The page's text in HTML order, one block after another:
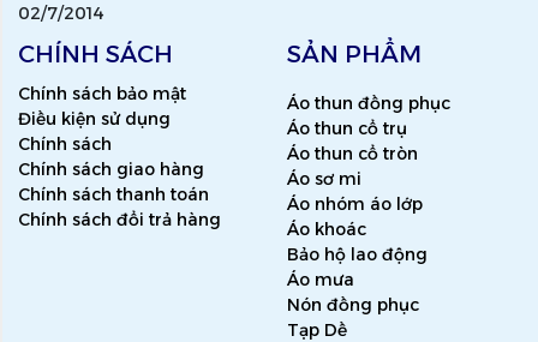
02/7/2014
CHÍNH SÁCH
Chính sách bảo mật
Điều kiện sử dụng
Chính sách
Chính sách giao hàng
Chính sách thanh toán
Chính sách đổi trả hàng
SẢN PHẨM
Áo thun đồng phục
Áo thun cổ trụ
Áo thun cổ tròn
Áo sơ mi
Áo nhóm áo lớp
Áo khoác
Bảo hộ lao động
Áo mưa
Nón đồng phục
Tạp Dề